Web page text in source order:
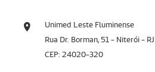
Unimed Leste Fluminense
Rua Dr. Borman, 51 - Niterói - RJ
CEP: 24020-320